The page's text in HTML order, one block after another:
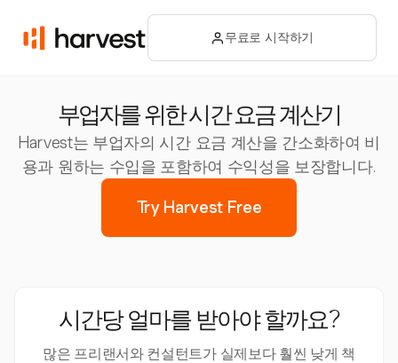
무료로 시작하기
부업자를 위한 시간 요금 계산기
Harvest는 부업자의 시간 요금 계산을 간소화하여 비
용과 원하는 수입을 포함하여 수익성을 보장합니다.
Try Harvest Free
시간당 얼마를 받아야 할까요?
많은 프리랜서와 컨설턴트가 실제보다 훨씬 낮게 책